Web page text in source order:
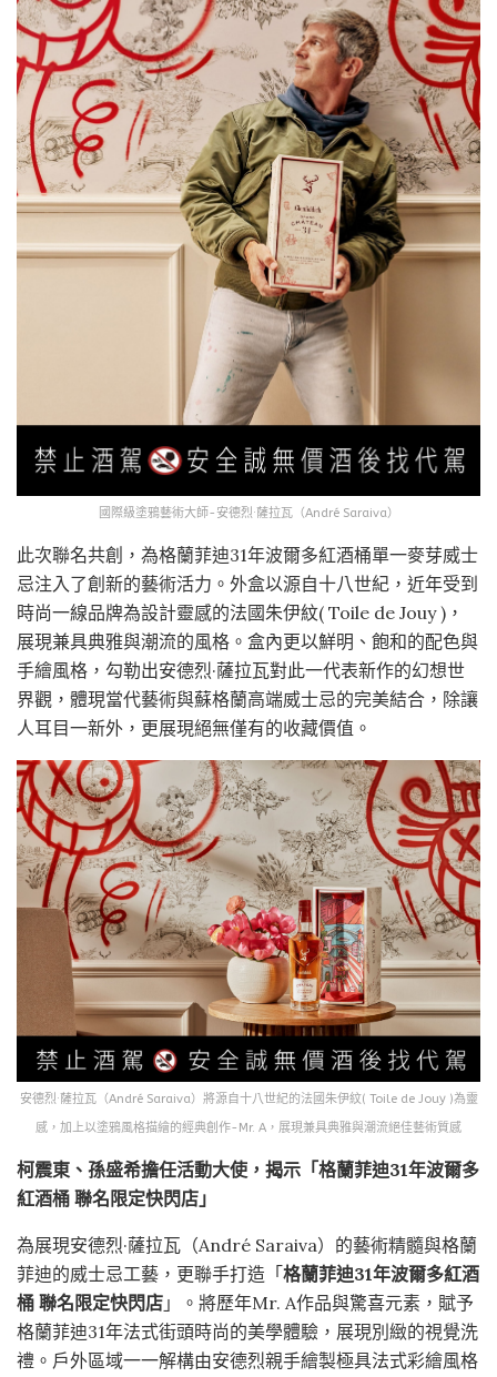
國際級塗鴉藝術大師-安德烈·薩拉瓦（André Saraiva）
此次聯名共創，為格蘭菲迪31年波爾多紅酒桶單一麥芽威士
忌注入了創新的藝術活力。外盒以源自十八世紀，近年受到
時尚一線品牌為設計靈感的法國朱伊紋( Toile de Jouy )，
展現兼具典雅與潮流的風格。盒內更以鮮明、飽和的配色與
手繪風格，勾勒出安德烈·薩拉瓦對此一代表新作的幻想世
界觀，體現當代藝術與蘇格蘭高端威士忌的完美結合，除讓
人耳目一新外，更展現絕無僅有的收藏價值。
安德烈·薩拉瓦（André Saraiva）將源自十八世紀的法國朱伊紋( Toile de Jouy )為靈
感，加上以塗鴉風格描繪的經典創作-Mr. A，展現兼具典雅與潮流絕佳藝術質感
柯震東、孫盛希擔任活動大使，揭示「格蘭菲迪31年波爾多
紅酒桶 聯名限定快閃店」
為展現安德烈·薩拉瓦（André Saraiva）的藝術精髓與格蘭
菲迪的威士忌工藝，更聯手打造「 格蘭菲迪31年波爾多紅酒
桶 聯名限定快閃店 」。將歷年Mr. A作品與驚喜元素，賦予
格蘭菲迪31年法式街頭時尚的美學體驗，展現別緻的視覺洗
禮。戶外區域一一解構由安德烈親手繪製極具法式彩繪風格